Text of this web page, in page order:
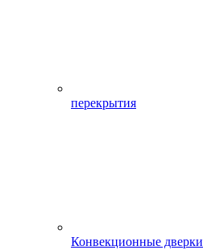
перекрытия
Конвекционные дверки